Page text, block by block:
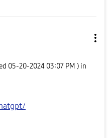
‎05-20-2024 03:07 PM ) in